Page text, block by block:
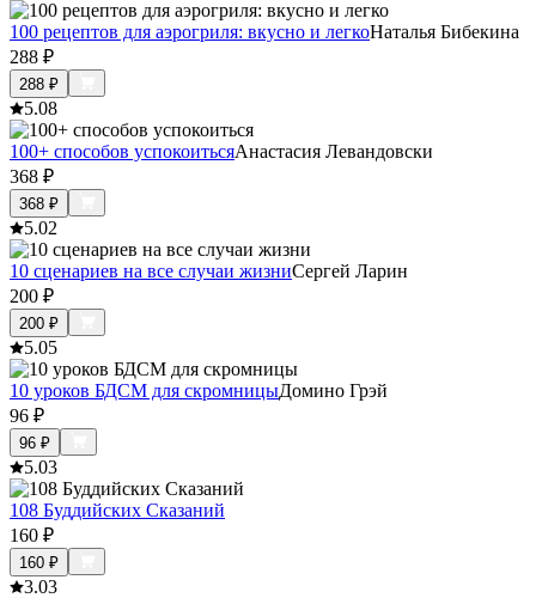
100 рецептов для аэрогриля: вкусно и легкоНаталья Бибекина
288 ₽
288 ₽
5.08
100+ способов успокоитьсяАнастасия Левандовски
368 ₽
368 ₽
5.02
10 сценариев на все случаи жизниСергей Ларин
200 ₽
200 ₽
5.05
10 уроков БДСМ для скромницыДомино Грэй
96 ₽
96 ₽
5.03
108 Буддийских Сказаний
160 ₽
160 ₽
3.03